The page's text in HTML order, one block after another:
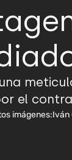
el
imágenes:Iván